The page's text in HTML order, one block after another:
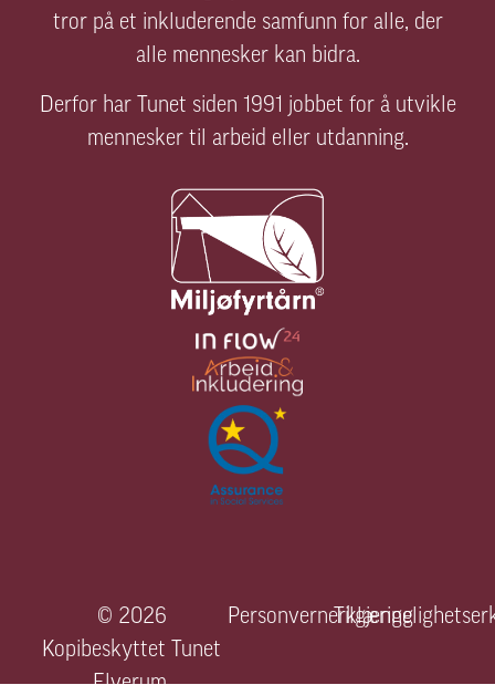
tror på et inkluderende samfunn for alle, der
alle mennesker kan bidra.
Derfor har Tunet siden 1991 jobbet for å utvikle
mennesker til arbeid eller utdanning.
© 2026
Kopibeskyttet Tunet
Personvernerklæring